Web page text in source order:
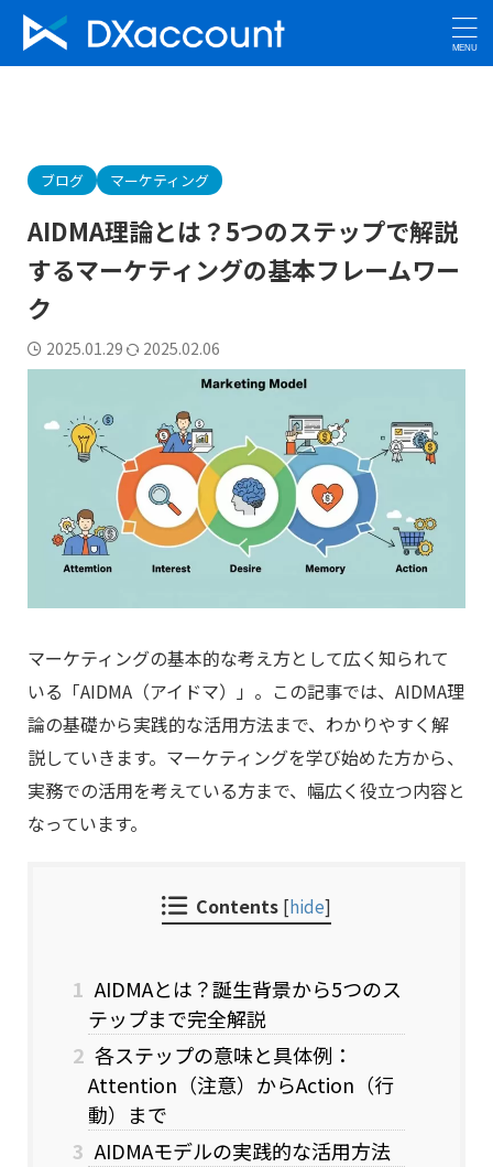
ブログ マーケティング
AIDMA理論とは？5つのステップで解説
するマーケティングの基本フレームワー
ク
2025.01.29 2025.02.06
マーケティングの基本的な考え方として広く知られて
いる「AIDMA（アイドマ）」。この記事では、AIDMA理
論の基礎から実践的な活用方法まで、わかりやすく解
説していきます。マーケティングを学び始めた方から、
実務での活用を考えている方まで、幅広く役立つ内容と
なっています。
Contents [hide]
1 AIDMAとは？誕生背景から5つのス
テップまで完全解説
2 各ステップの意味と具体例：
Attention（注意）からAction（行
動）まで
3 AIDMAモデルの実践的な活用方法